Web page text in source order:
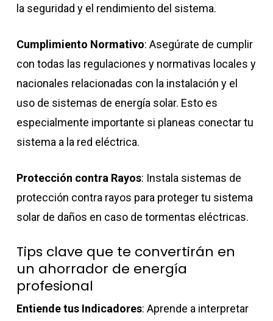
la seguridad y el rendimiento del sistema.
Cumplimiento Normativo: Asegúrate de cumplir
con todas las regulaciones y normativas locales y
nacionales relacionadas con la instalación y el
uso de sistemas de energía solar. Esto es
especialmente importante si planeas conectar tu
sistema a la red eléctrica.
Protección contra Rayos: Instala sistemas de
protección contra rayos para proteger tu sistema
solar de daños en caso de tormentas eléctricas.
Tips clave que te convertirán en
un ahorrador de energía
profesional
Entiende tus Indicadores: Aprende a interpretar